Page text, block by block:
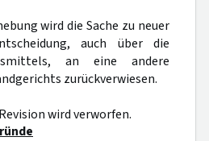
wird die Sache zu neuer
auch über die
an eine andere
zurückverwiesen.
wird verworfen.